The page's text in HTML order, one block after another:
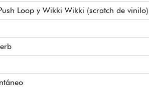
Loop y Wikki Wikki (scratch de vinilo)